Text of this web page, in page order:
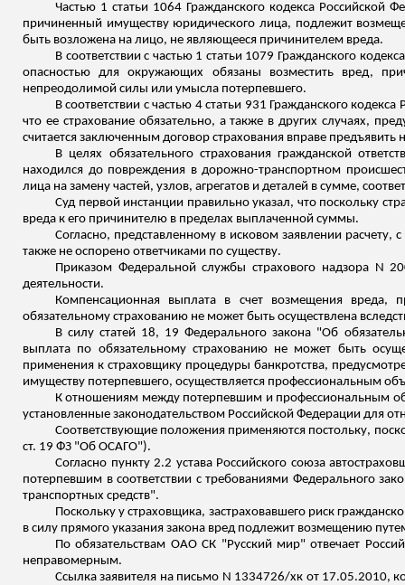
Частью 1 статьи 1064 Гражданского кодекса Российской
причиненный имуществу юридического лица, подлежит
быть возложена на лицо, не являющееся причинителем вреда.
В соответствии с частью 1 статьи 1079 Гражданского
опасностью для окружающих обязаны возместить вред,
непреодолимой силы или умысла потерпевшего.
В соответствии с частью 4 статьи 931 Гражданского
что ее страхование обязательно, а также в других случаях,
считается заключенным договор страхования вправе
В целях обязательного страхования гражданской
находился до повреждения в дорожно-транспортном
лица на замену частей, узлов, агрегатов и деталей в сумме,
Суд первой инстанции правильно указал, что поскольку
вреда к его причинителю в пределах выплаченной суммы.
Согласно, представленному в исковом заявлении
также не оспорено ответчиками по существу.
Приказом Федеральной службы страхового надзора N
деятельности.
Компенсационная выплата в счет возмещения вреда,
обязательному страхованию не может быть осуществлена
В силу статей 18, 19 Федерального закона "Об
выплата по обязательному страхованию не может быть
применения к страховщику процедуры банкротства,
имуществу потерпевшего, осуществляется профессиональным
К отношениям между потерпевшим и профессиональным
установленные законодательством Российской Федерации для
Соответствующие положения применяются постольку,
ст. 19 ФЗ "Об ОСАГО").
Согласно пункту 2.2 устава Российского союза
потерпевшим в соответствии с требованиями Федерального
транспортных средств".
Поскольку у страховщика, застраховавшего риск
в силу прямого указания закона вред подлежит возмещению
По обязательствам ОАО СК "Русский мир" отвечает
неправомерным.
Ссылка заявителя на письмо N 1334726/хк от 17.05.2010,